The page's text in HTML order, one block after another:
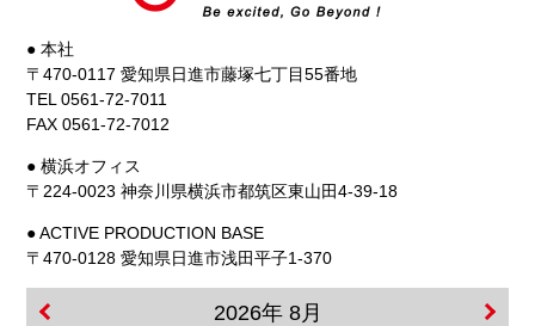
● 本社
〒470-0117 愛知県日進市藤塚七丁目55番地
TEL 0561-72-7011
FAX 0561-72-7012
● 横浜オフィス
〒224-0023 神奈川県横浜市都筑区東山田4-39-18
● ACTIVE PRODUCTION BASE
〒470-0128 愛知県日進市浅田平子1-370
2026年 8月